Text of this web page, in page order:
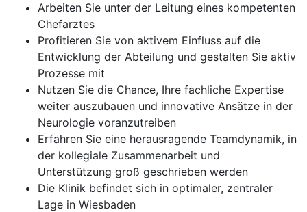
Arbeiten Sie unter der Leitung eines kompetenten
Chefarztes
Profitieren Sie von aktivem Einfluss auf die
Entwicklung der Abteilung und gestalten Sie aktiv
Prozesse mit
Nutzen Sie die Chance, Ihre fachliche Expertise
weiter auszubauen und innovative Ansätze in der
Neurologie voranzutreiben
Erfahren Sie eine herausragende Teamdynamik, in
der kollegiale Zusammenarbeit und
Unterstützung groß geschrieben werden
Die Klinik befindet sich in optimaler, zentraler
Lage in Wiesbaden